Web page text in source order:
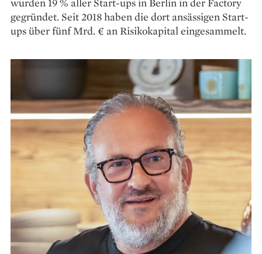
gegründet. Seit 2018 haben die dort ansässigen Start-
ups über fünf Mrd. € an Risikokapital eingesammelt.